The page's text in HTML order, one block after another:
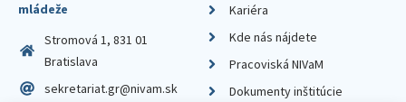
mládeže
Stromová 1, 831 01
Bratislava
sekretariat.gr@nivam.sk
Kariéra
Kde nás nájdete
Pracoviská NIVaM
Dokumenty inštitúcie